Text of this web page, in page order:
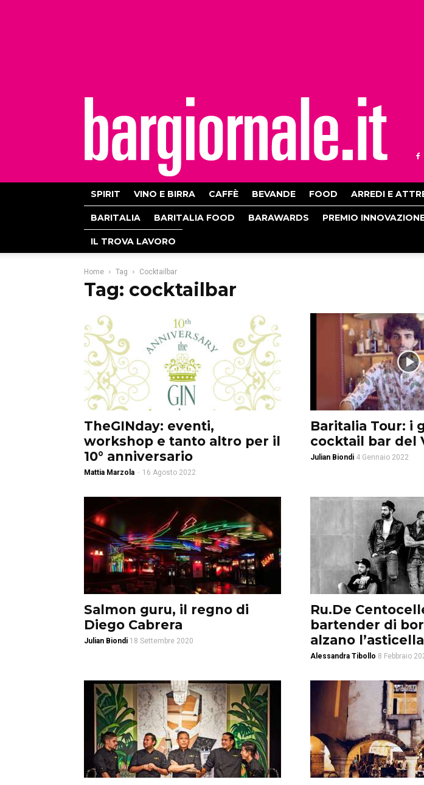
SPIRIT VINO E BIRRA CAFFÈ BEVANDE FOOD ARREDI E
BARITALIA BARITALIA FOOD BARAWARDS PREMIO
IL TROVA LAVORO
Home Tag Cocktailbar
Tag: cocktailbar
TheGINday: eventi,
workshop e tanto altro per il
10° anniversario
Mattia Marzola - 16 Agosto 2022
Baritalia Tour: i
cocktail bar del
Julian Biondi 4 Gennaio 2022
Salmon guru, il regno di
Diego Cabrera
Julian Biondi 18 Settembre 2020
Ru.De
bartender di
alzano l’asticella
Alessandra Tibollo 8 Febbraio